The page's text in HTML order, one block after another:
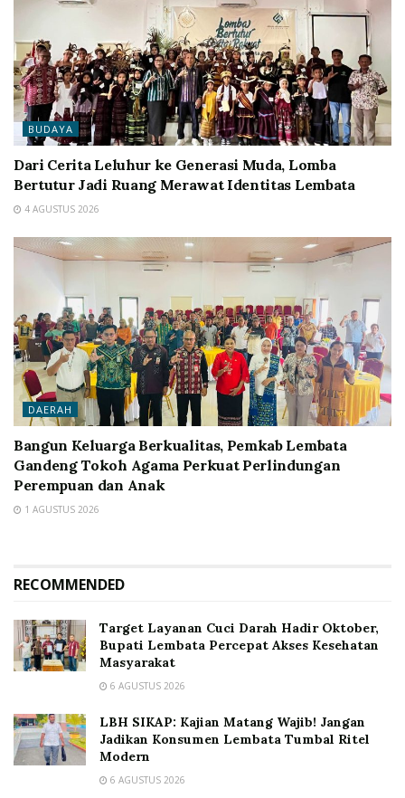
BUDAYA
Dari Cerita Leluhur ke Generasi Muda, Lomba
Bertutur Jadi Ruang Merawat Identitas Lembata
4 AGUSTUS 2026
DAERAH
Bangun Keluarga Berkualitas, Pemkab Lembata
Gandeng Tokoh Agama Perkuat Perlindungan
Perempuan dan Anak
1 AGUSTUS 2026
RECOMMENDED
Target Layanan Cuci Darah Hadir Oktober,
Bupati Lembata Percepat Akses Kesehatan
Masyarakat
6 AGUSTUS 2026
LBH SIKAP: Kajian Matang Wajib! Jangan
Jadikan Konsumen Lembata Tumbal Ritel
Modern
6 AGUSTUS 2026